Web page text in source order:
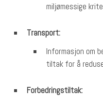
miljømessige
Transport:
Informasjon om
tiltak for å
Forbedringstiltak: